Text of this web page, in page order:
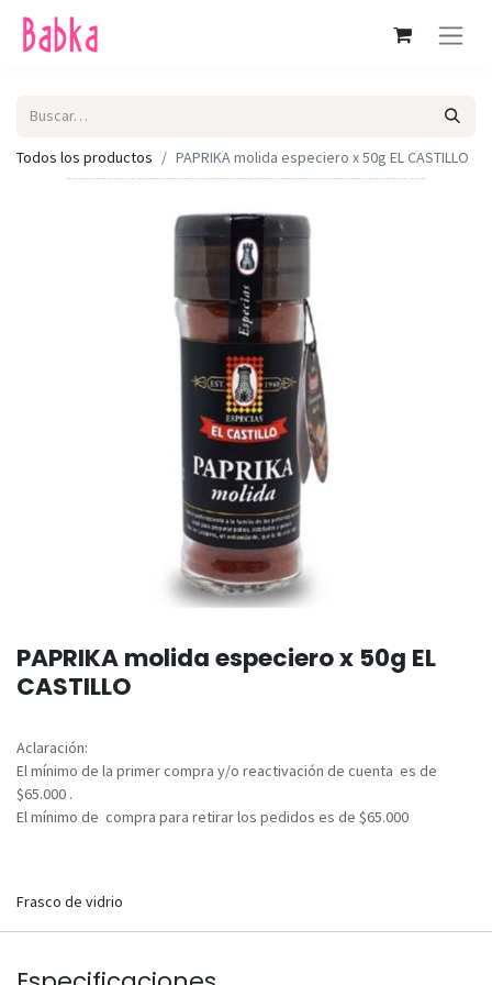
Todos los productos PAPRIKA molida especiero x 50g EL CASTILLO
PAPRIKA molida especiero x 50g EL
CASTILLO
Aclaración:
El mínimo de la primer compra y/o reactivación de cuenta es de
$65.000 .
El mínimo de compra para retirar los pedidos es de $65.000
Frasco de vidrio